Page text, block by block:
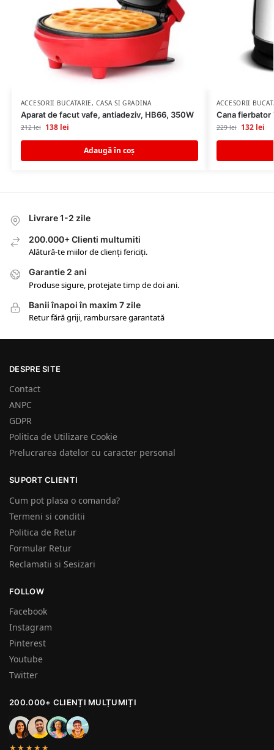
ACCESORII BUCATARIE,CASA SI GRADINA
Aparat de facut vafe, antiadeziv, HB66, 350W
212lei 138 lei
Adaugă în coș
ACCESORII
Cana fierbator
229lei 132 lei
Livrare 1-2 zile
200.000+ Clienti multumiti
Alătură-te miilor de clienți fericiți.
Garantie 2 ani
Produse sigure, protejate timp de doi ani.
Banii înapoi în maxim 7 zile
Retur fără griji, rambursare garantată
DESPRE SITE
Contact
ANPC
GDPR
Politica de Utilizare Cookie
Prelucrarea datelor cu caracter personal
SUPORT CLIENTI
Cum pot plasa o comanda?
Termeni si conditii
Politica de Retur
Formular Retur
Reclamatii si Sesizari
FOLLOW
Facebook
Instagram
Pinterest
Youtube
Twitter
200.000+ CLIENȚI MULȚUMIȚI
★★★★★